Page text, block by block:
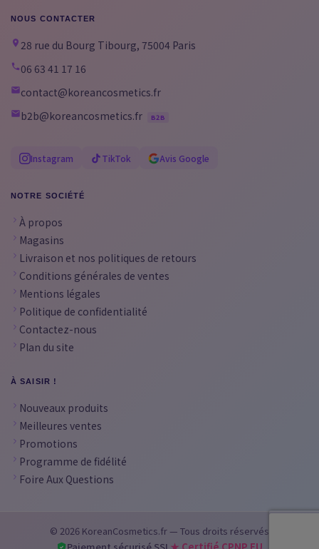
NOUS CONTACTER
28 rue du Bourg Tibourg, 75004 Paris
06 63 41 17 16
contact@koreancosmetics.fr
b2b@koreancosmetics.fr
B2B
Instagram TikTok Avis Google
NOTRE SOCIÉTÉ
À propos
Magasins
Livraison et nos politiques de retours
Conditions générales de ventes
Mentions légales
Politique de confidentialité
Contactez-nous
Plan du site
À SAISIR !
Nouveaux produits
Meilleures ventes
Promotions
Programme de fidélité
Foire Aux Questions
© 2026 KoreanCosmetics.fr — Tous droits réservés
Paiement sécurisé SSL ★ Certifié CPNP EU